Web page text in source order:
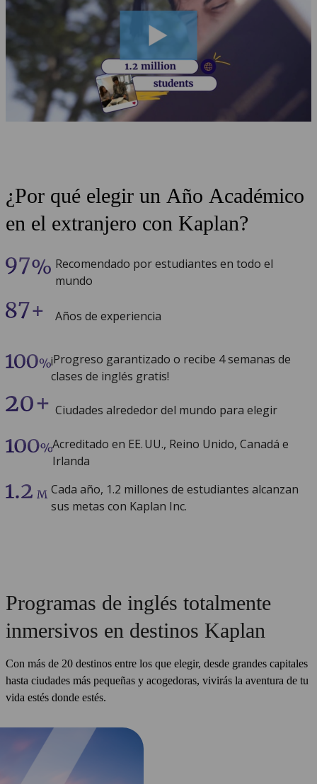
¿Por qué elegir un Año Académico
en el extranjero con Kaplan?
Recomendado por estudiantes en todo el
mundo
Años de experiencia
¡Progreso garantizado o recibe 4 semanas de
clases de inglés gratis!
Ciudades alrededor del mundo para elegir
Acreditado en EE. UU., Reino Unido, Canadá e
Irlanda
Cada año, 1.2 millones de estudiantes alcanzan
sus metas con Kaplan Inc.
Programas de inglés totalmente
inmersivos en destinos Kaplan
Con más de 20 destinos entre los que elegir, desde grandes capitales
hasta ciudades más pequeñas y acogedoras, vivirás la aventura de tu
vida estés donde estés.